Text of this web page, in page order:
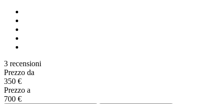
3 recensioni
Prezzo da
350 €
Prezzo a
700 €